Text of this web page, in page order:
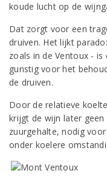
koude lucht op de
Dat zorgt voor een
druiven. Het lijkt
zoals in de Ventoux -
gunstig voor het
de druiven.
Door de relatieve
krijgt de wijn later
zuurgehalte, nodig
onder koelere